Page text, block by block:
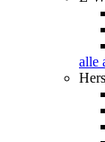
alle